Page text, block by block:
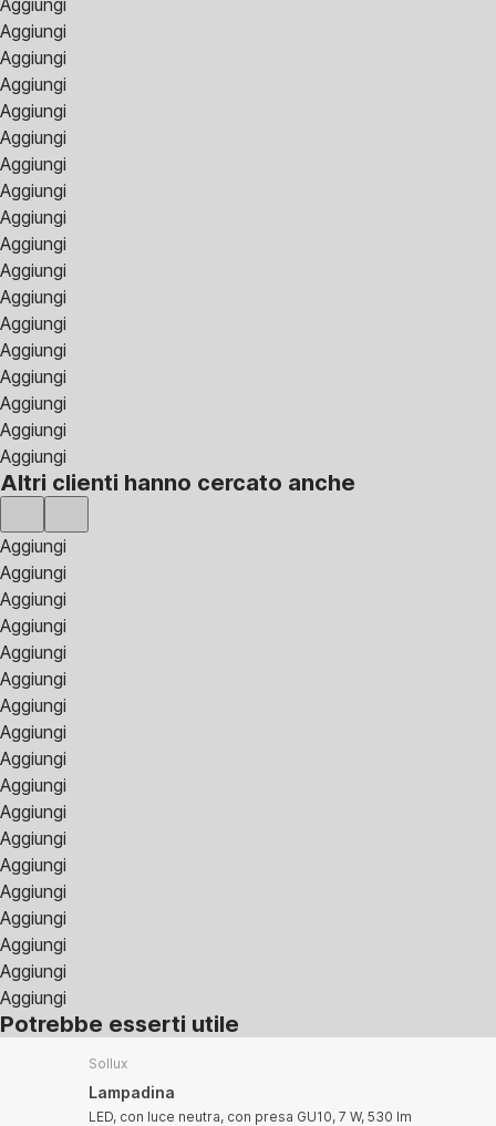
Aggiungi
Aggiungi
Aggiungi
Aggiungi
Aggiungi
Aggiungi
Aggiungi
Aggiungi
Aggiungi
Aggiungi
Aggiungi
Aggiungi
Aggiungi
Aggiungi
Aggiungi
Aggiungi
Aggiungi
Altri clienti hanno cercato anche
Aggiungi
Aggiungi
Aggiungi
Aggiungi
Aggiungi
Aggiungi
Aggiungi
Aggiungi
Aggiungi
Aggiungi
Aggiungi
Aggiungi
Aggiungi
Aggiungi
Aggiungi
Aggiungi
Aggiungi
Aggiungi
Potrebbe esserti utile
Sollux
Lampadina
LED, con luce neutra, con presa GU10, 7 W, 530 lm